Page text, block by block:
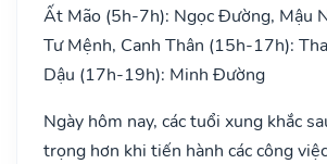
Ất Mão (5h-7h): Ngọc Đường, Mậu
Tư Mệnh, Canh Thân (15h-17h):
Dậu (17h-19h): Minh Đường
Ngày hôm nay, các tuổi xung khắc
trọng hơn khi tiến hành các công